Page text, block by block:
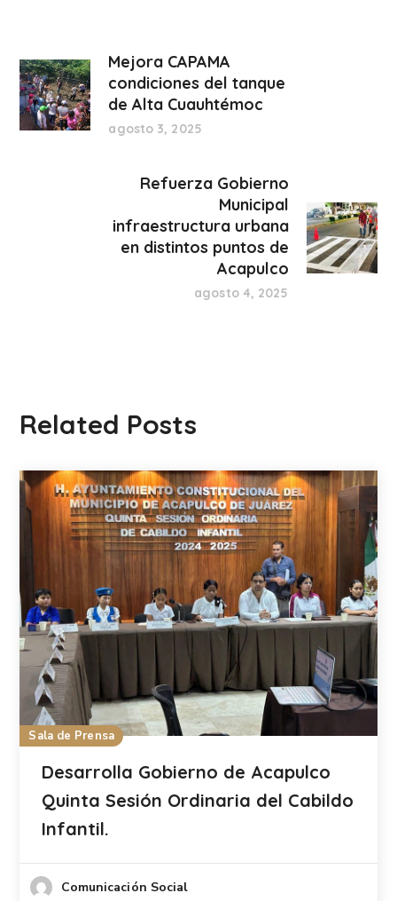
Mejora CAPAMA
condiciones del tanque
de Alta Cuauhtémoc
agosto 3, 2025
Refuerza Gobierno
Municipal
infraestructura urbana
en distintos puntos de
Acapulco
agosto 4, 2025
Related Posts
Sala de Prensa
Desarrolla Gobierno de Acapulco
Quinta Sesión Ordinaria del Cabildo
Infantil.
Comunicación Social